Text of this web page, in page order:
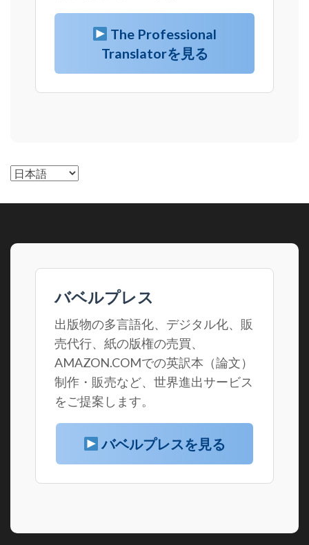
The Professional
Translatorを見る
言
択
バベルプレス
出版物の多言語化、デジタル化、販
売代行、紙の版権の売買、
AMAZON.COMでの英訳本（論文）
制作・販売など、世界進出サービス
をご提案します。
バベルプレスを見る